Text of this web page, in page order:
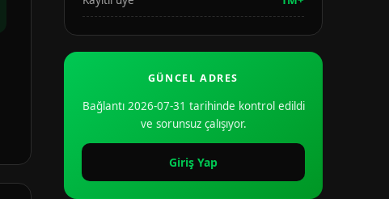
GÜNCEL ADRES
Bağlantı 2026-07-31 tarihinde kontrol edildi
ve sorunsuz çalışıyor.
Giriş Yap